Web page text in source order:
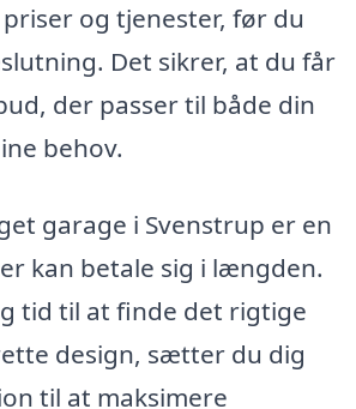
og tjenester, før du
Det sikrer, at du får
der passer til både din
behov.
garage i Svenstrup er en
kan betale sig i længden.
tid til at finde det rigtige
design, sætter du dig
til at maksimere